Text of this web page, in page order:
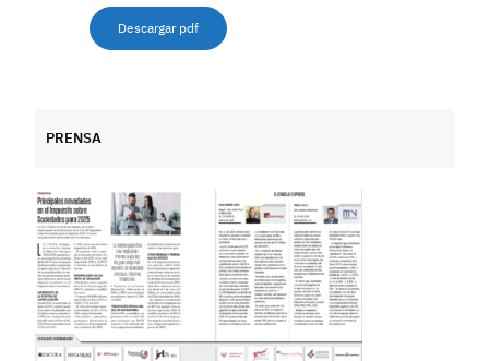
Descargar pdf
PRENSA